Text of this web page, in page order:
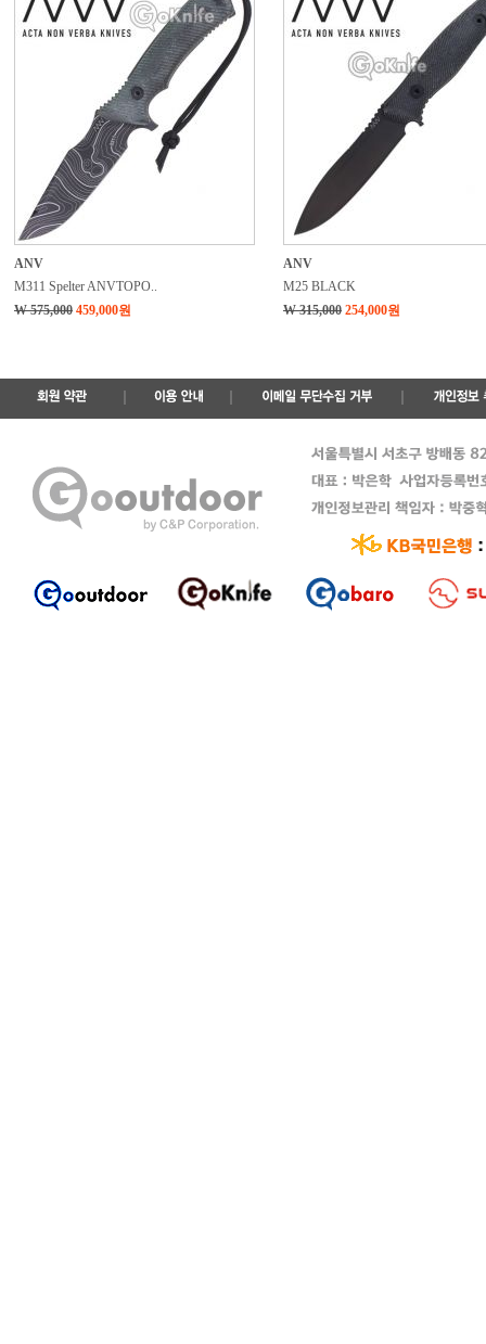
ANV
M311 Spelter ANVTOPO..
W 575,000 459,000원
ANV
M25 BLACK
W 315,000 254,000원